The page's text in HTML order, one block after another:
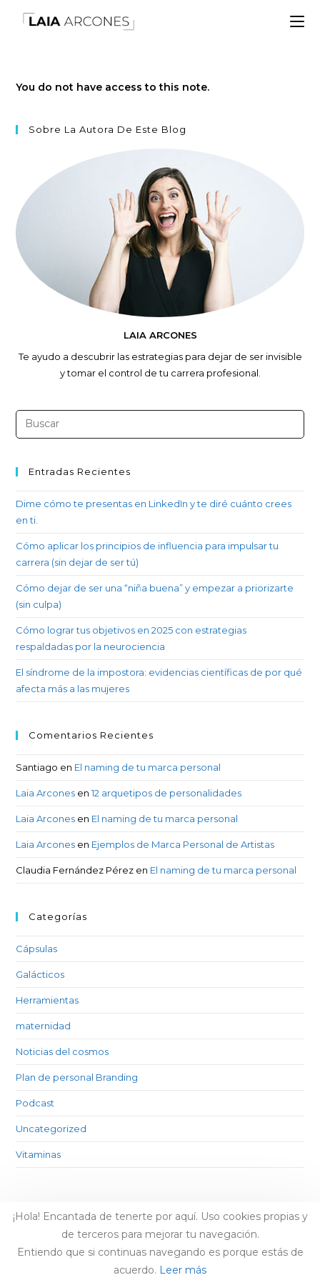
You do not have access to this note.
Sobre La Autora De Este Blog
LAIA ARCONES
Te ayudo a descubrir las estrategias para dejar de ser invisible
y tomar el control de tu carrera profesional.
Entradas Recientes
Dime cómo te presentas en LinkedIn y te diré cuánto crees
en ti.
Cómo aplicar los principios de influencia para impulsar tu
carrera (sin dejar de ser tú)
Cómo dejar de ser una “niña buena” y empezar a priorizarte
(sin culpa)
Cómo lograr tus objetivos en 2025 con estrategias
respaldadas por la neurociencia
El síndrome de la impostora: evidencias científicas de por qué
afecta más a las mujeres
Comentarios Recientes
Santiago en El naming de tu marca personal
Laia Arcones en12 arquetipos de personalidades
Laia Arcones en El naming de tu marca personal
Laia Arcones en Ejemplos de Marca Personal de Artistas
Claudia Fernández Pérez en El naming de tu marca personal
Categorías
Cápsulas
Galácticos
Herramientas
maternidad
Noticias del cosmos
Plan de personal Branding
Podcast
Uncategorized
Vitaminas
¡Hola! Encantada de tenerte por aquí. Uso cookies propias y
de terceros para mejorar tu navegación.
Entiendo que si continuas navegando es porque estás de
acuerdo. Leer más